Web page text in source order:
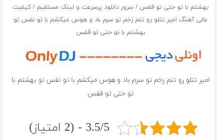
بهشتم با تو حتی تو قفس /سرور دانلود پرسرعت و لینک مستقیم /کیفیت
عالی آهنگ امیر تتلو رو تنم زخم تو سرم باد و هوس میکشم با تو نفس تو
بهشتم با تو حتی تو قفس
امیر تتلو رو تنم زخم تو سرم باد و هوس میکشم با تو نفس تو بهشتم با
تو حتی تو قفس
3.5/5 - (2 امتیاز)